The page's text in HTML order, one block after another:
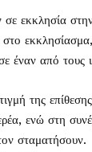
σε εκκλησία
στο
έναν από τους
της
ενώ στη
σταματήσουν.